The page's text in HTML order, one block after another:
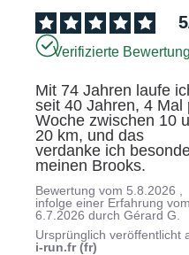
5
Verifizierte
Mit 74 Jahren laufe
seit 40 Jahren, 4 Mal
Woche zwischen 10
20 km, und das
verdanke ich
meinen Brooks.
Bewertung vom 5.8.2026
infolge einer Erfahrung
6.7.2026 durchGérard G.
Ursprünglich veröffentlicht
i-run.fr (fr)